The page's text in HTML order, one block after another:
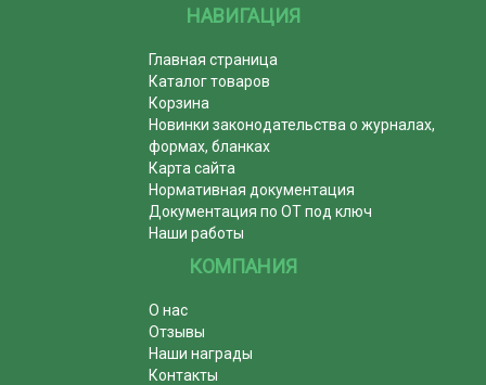
НАВИГАЦИЯ
Главная страница
Каталог товаров
Корзина
Новинки законодательства о журналах,
формах, бланках
Карта сайта
Нормативная документация
Документация по ОТ под ключ
Наши работы
КОМПАНИЯ
О нас
Отзывы
Наши награды
Контакты